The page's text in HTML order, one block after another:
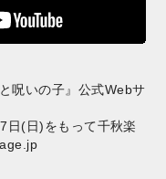
呪いの子』公式Webサ
(日)をもって千秋楽